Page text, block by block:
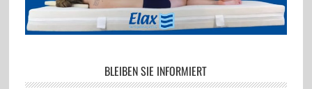
BLEIBEN SIE INFORMIERT